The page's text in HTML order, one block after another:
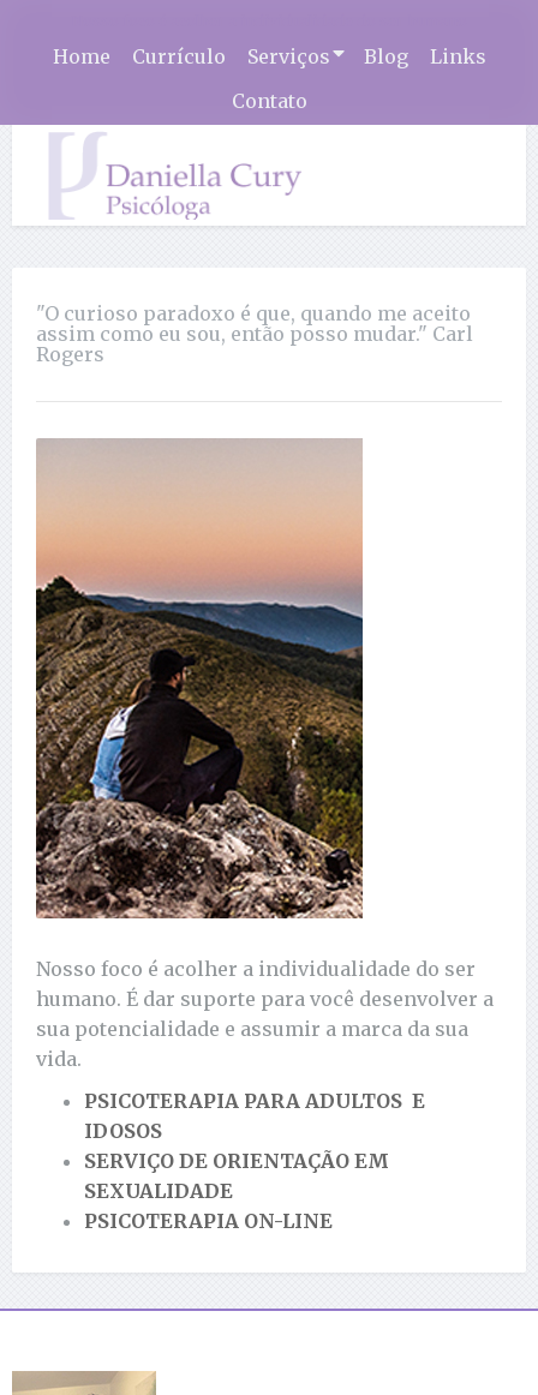
Home Currículo Serviços Blog
Links
Contato
"O curioso paradoxo é que, quando me aceito
assim como eu sou, então posso mudar." Carl
Rogers
Nosso foco é acolher a individualidade do ser
humano. É dar suporte para você desenvolver a
sua potencialidade e assumir a marca da sua
vida.
PSICOTERAPIA PARA ADULTOS E
IDOSOS
SERVIÇO DE ORIENTAÇÃO EM
SEXUALIDADE
PSICOTERAPIA ON-LINE